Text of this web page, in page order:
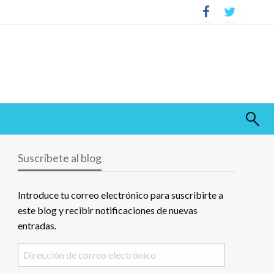
Suscríbete al blog
Introduce tu correo electrónico para suscribirte a
este blog y recibir notificaciones de nuevas
entradas.
Dirección
de